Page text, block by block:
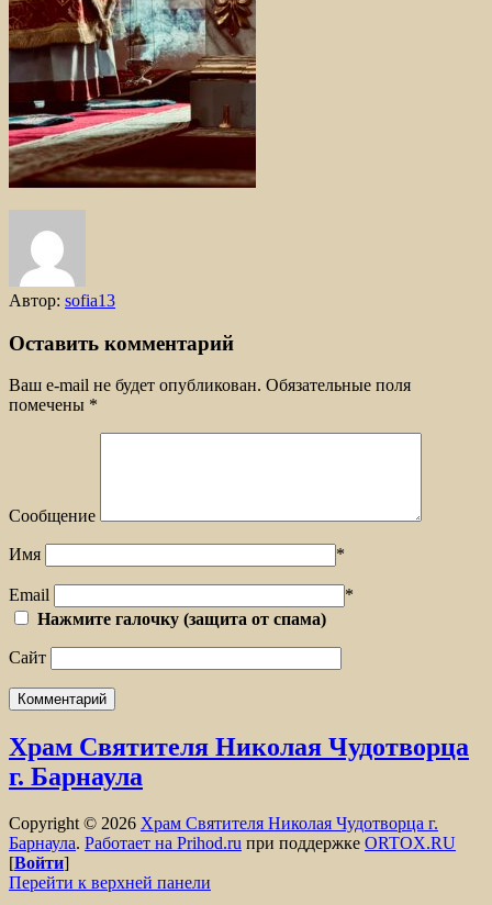
Автор: sofia13
Оставить комментарий
Ваш e-mail не будет опубликован. Обязательные поля
помечены *
Сообщение
Имя *
Email
*
Нажмите галочку (защита от спама)
Сайт
Храм Святителя Николая Чудотворца
г. Барнаула
Copyright © 2026 Храм Святителя Николая Чудотворца г.
Барнаула. Работает на Prihod.ru при поддержке ORTOX.RU
[Войти]
Перейти к верхней панели